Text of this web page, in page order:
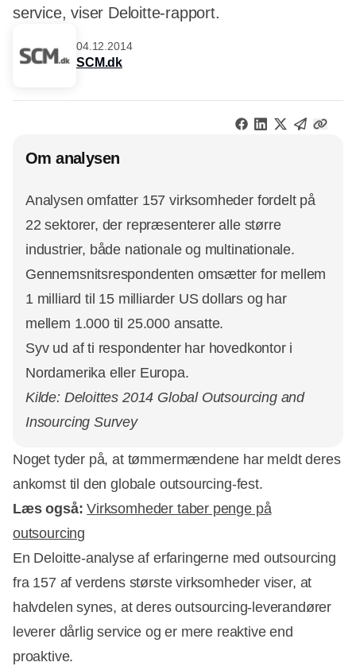
service, viser Deloitte-rapport.
04.12.2014
SCM.dk
Om analysen
Analysen omfatter 157 virksomheder fordelt på
22 sektorer, der repræsenterer alle større
industrier, både nationale og multinationale.
Gennemsnitsrespondenten omsætter for mellem
1 milliard til 15 milliarder US dollars og har
mellem 1.000 til 25.000 ansatte.
Syv ud af ti respondenter har hovedkontor i
Nordamerika eller Europa.
Kilde: Deloittes 2014 Global Outsourcing and
Insourcing Survey
Noget tyder på, at tømmermændene har meldt deres
ankomst til den globale outsourcing-fest.
Læs også: Virksomheder taber penge på
outsourcing
En Deloitte-analyse af erfaringerne med outsourcing
fra 157 af verdens største virksomheder viser, at
halvdelen synes, at deres outsourcing-leverandører
leverer dårlig service og er mere reaktive end
proaktive.